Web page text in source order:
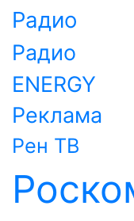
Радио
Радио
ENERGY
Реклама
Рен ТВ